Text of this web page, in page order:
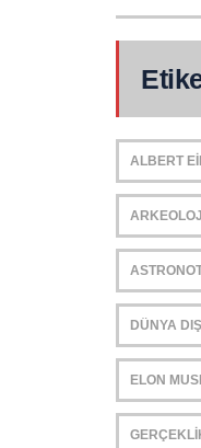
ALBERT
ARKEOLOJI
DÜNYA
ELON